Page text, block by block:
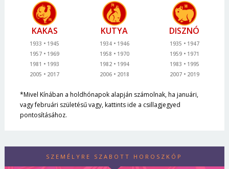
KAKAS
1933
1945
1957
1969
1981
1993
2005
2017
KUTYA
1934
1946
1958
1970
1982
1994
2006
2018
DISZNÓ
1935
1947
1959
1971
1983
1995
2007
2019
*Mivel Kínában a holdhónapok alapján számolnak, ha januári,
vagy februári születésű vagy, kattints ide a csillagjegyed
pontosításához.
SZEMÉLYRE SZABOTT HOROSZKÓP